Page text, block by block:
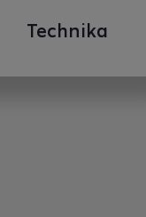
Technika